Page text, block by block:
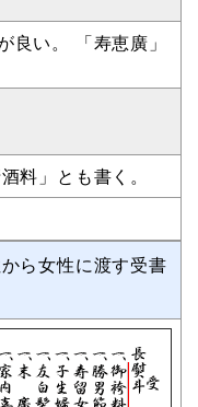
良い。 「寿恵廣」
料」とも書く。
ら女性に渡す受書